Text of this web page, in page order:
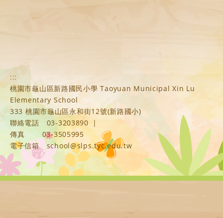
:::
桃園市龜山區新路國民小學 Taoyuan Municipal Xin Lu
Elementary School
333 桃園市龜山區永和街12號(新路國小)
聯絡電話
03-3203890
|
傳真
03-3505995
電子信箱
school@slps.tyc.edu.tw